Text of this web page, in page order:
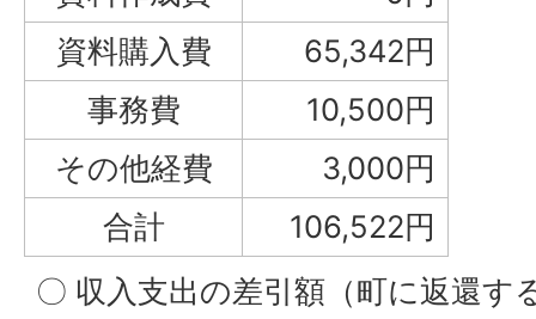
資料購入費
65,342円
事務費
10,500円
その他経費
3,000円
合計
106,522円
〇 収入支出の差引額（町に返還す